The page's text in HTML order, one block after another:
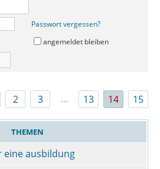
Passwort vergessen?
angemeldet bleiben
2 3 ... 13 14 15
THEMEN
eine ausbildung